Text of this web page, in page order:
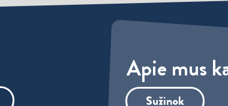
Apie mus
Sužinok